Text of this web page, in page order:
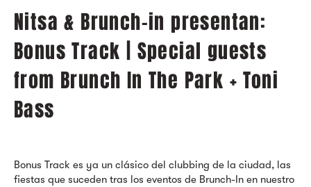
Nitsa & Brunch-in presentan:
Bonus Track | Special guests
from Brunch In The Park + Toni
Bass
Bonus Track es ya un clásico del clubbing de la ciudad, las
fiestas que suceden tras los eventos de Brunch-In en nuestro